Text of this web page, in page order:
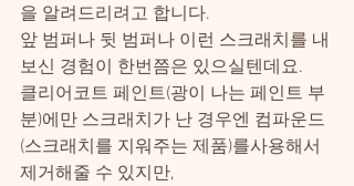
을 알려드리려고 합니다.
앞 범퍼나 뒷 범퍼나 이런 스크래치를 내
보신 경험이 한번쯤은 있으실텐데요.
클리어코트 페인트(광이 나는 페인트 부
분)에만 스크래치가 난 경우엔 컴파운드
(스크래치를 지워주는 제품)를사용해서
제거해줄 수 있지만,